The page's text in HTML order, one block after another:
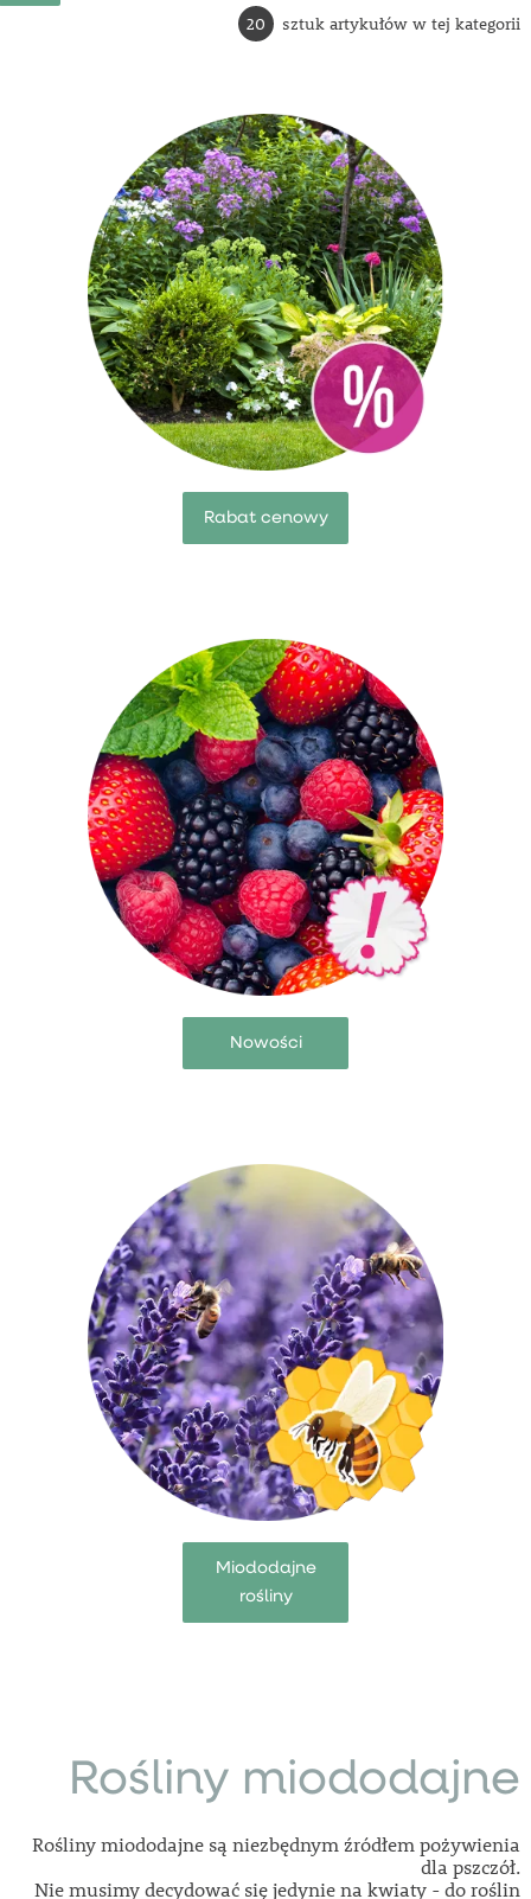
20 sztuk artykułów w tej kategorii
Rabat cenowy
Nowości
Miododajne
rośliny
Rośliny miododajne
Rośliny miododajne są niezbędnym źródłem pożywienia
dla pszczół.
Nie musimy decydować się jedynie na kwiaty - do roślin